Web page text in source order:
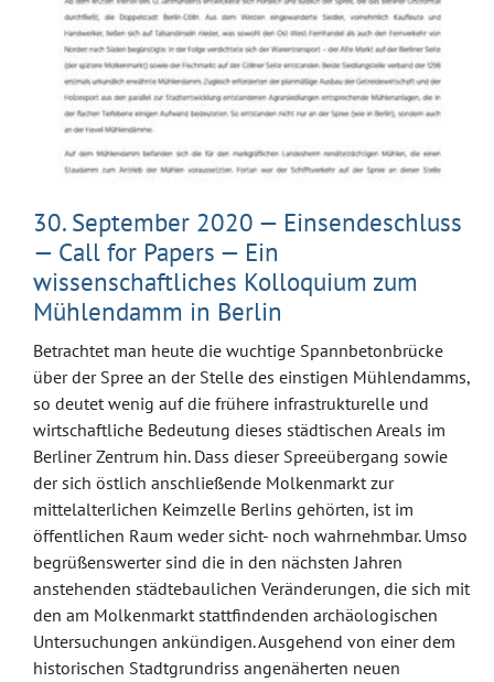
30. September 2020 — Einsendeschluss
— Call for Papers — Ein
wissenschaftliches Kolloquium zum
Mühlendamm in Berlin
Betrachtet man heute die wuchtige Spannbetonbrücke
über der Spree an der Stelle des einstigen Mühlendamms,
so deutet wenig auf die frühere infrastrukturelle und
wirtschaftliche Bedeutung dieses städtischen Areals im
Berliner Zentrum hin. Dass dieser Spreeübergang sowie
der sich östlich anschließende Molkenmarkt zur
mittelalterlichen Keimzelle Berlins gehörten, ist im
öffentlichen Raum weder sicht- noch wahrnehmbar. Umso
begrüßenswerter sind die in den nächsten Jahren
anstehenden städtebaulichen Veränderungen, die sich mit
den am Molkenmarkt stattfindenden archäologischen
Untersuchungen ankündigen. Ausgehend von einer dem
historischen Stadtgrundriss angenäherten neuen